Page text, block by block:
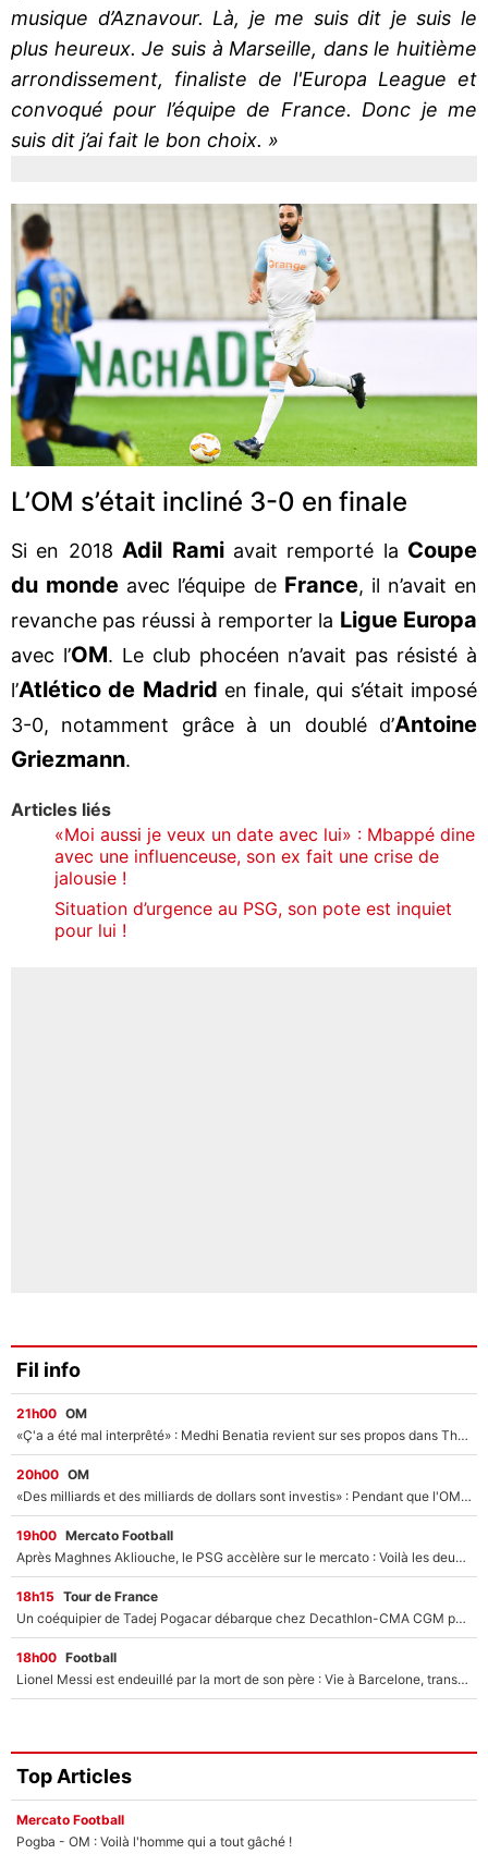
musique d’Aznavour. Là, je me suis dit je suis le
plus heureux. Je suis à Marseille, dans le huitième
arrondissement, finaliste de l'Europa League et
convoqué pour l’équipe de France. Donc je me
suis dit j’ai fait le bon choix. »
L’OM s’était incliné 3-0 en finale
Si en 2018 Adil Rami avait remporté la Coupe
du monde avec l’équipe de France, il n’avait en
revanche pas réussi à remporter la Ligue Europa
avec l’OM. Le club phocéen n’avait pas résisté à
l’Atlético de Madrid en finale, qui s’était imposé
3-0, notamment grâce à un doublé d’Antoine
Griezmann.
Articles liés
«Moi aussi je veux un date avec lui» : Mbappé dine
avec une influenceuse, son ex fait une crise de
jalousie !
Situation d’urgence au PSG, son pote est inquiet
pour lui !
Fil info
21h00 OM
«Ç'a a été mal interprêté» : Medhi Benatia revient sur ses propos dans The Bridge et précise ses conditions pour rejoindre le PSG !
20h00 OM
«Des milliards et des milliards de dollars sont investis» : Pendant que l'OM est en pleine crise financière, Frank McCourt lance un nouveau projet à 260M€ !
19h00 Mercato Football
Après Maghnes Akliouche, le PSG accèlère sur le mercato : Voilà les deux nouvelles recrues qui vont signer la semaine prochaine ?
18h15 Tour de France
Un coéquipier de Tadej Pogacar débarque chez Decathlon-CMA CGM pour épauler Paul Seixas : «Mes meilleures années sont à venir»
18h00 Football
Lionel Messi est endeuillé par la mort de son père : Vie à Barcelone, transfert au PSG... voilà comment Jorge Messi a joué un rôle essentiel dans sa carrière !
Top Articles
Mercato Football
Pogba - OM : Voilà l'homme qui a tout gâché !